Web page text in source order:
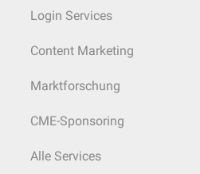
Login Services
Content Marketing
Marktforschung
CME-Sponsoring
Alle Services